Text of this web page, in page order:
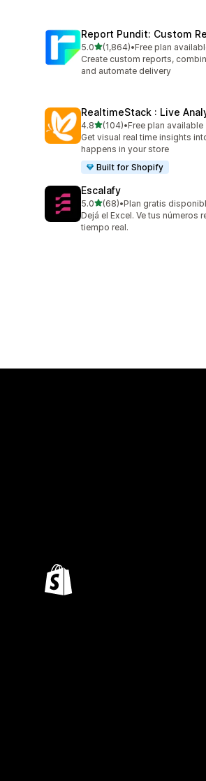
Report Pundit: Custom
5.0เต็ม 5 ดาว
(1,864)
ทั้งหมด 1864 รีวิว
•Free plan
Create custom reports,
and automate delivery
RealtimeStack : Live
4.8เต็ม 5 ดาว
(104)
ทั้งหมด 104 รีวิว
•Free plan available
Get visual real time insights
happens in your store
Built for Shopify
Escalafy
5.0เต็ม 5 ดาว
(68)
ทั้งหมด 68 รีวิว
•Plan gratis
Dejá el Excel. Ve tus números
tiempo real.